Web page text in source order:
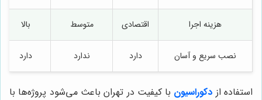
هزینه اجرا اقتصادی متوسط بالا
نصب سریع و آسان دارد ندارد دارد
استفاده از دکوراسیون با کیفیت در تهران باعث می‌شود پروژه‌ها با